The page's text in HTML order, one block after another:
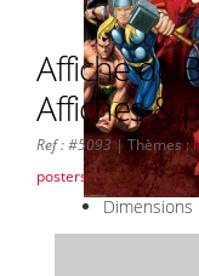
Affiche de
Affiches &
Ref : #5093| Thèmes :
posters
Dimensions